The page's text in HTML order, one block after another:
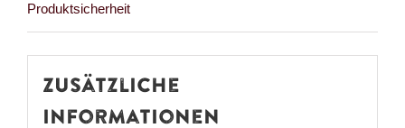
Produktsicherheit
Zusätzliche
Informationen